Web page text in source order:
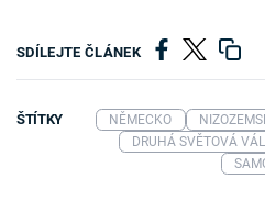
SDÍLEJTE ČLÁNEK
ŠTÍTKY NĚMECKO
DRUHÁ SVĚTOVÁ